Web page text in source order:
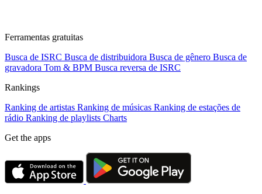
Ferramentas gratuitas
Busca de ISRC Busca de distribuidora Busca de gênero Busca de
gravadora Tom & BPM Busca reversa de ISRC
Rankings
Ranking de artistas Ranking de músicas Ranking de estações de
rádio Ranking de playlists Charts
Get the apps